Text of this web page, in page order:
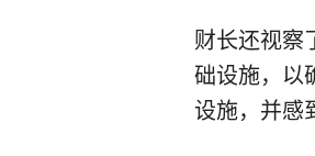
财长还视察
础设施，以
设施，并感